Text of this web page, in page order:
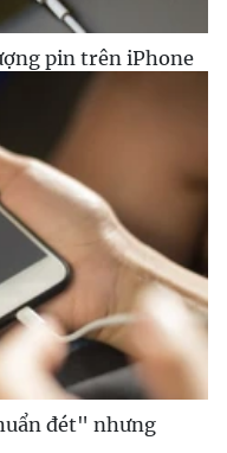
pin trên iPhone
đét" nhưng